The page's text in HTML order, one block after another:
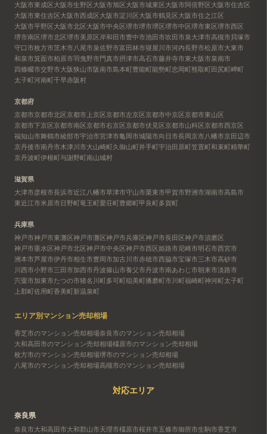
大阪市東成区大阪市生野区大阪市旭区大阪市城東区大阪市阿倍野区大阪市住吉区
大阪市東住吉区大阪市西成区大阪市淀川区大阪市鶴見区大阪市住之江区
大阪市平野区大阪市北区大阪市中央区堺市堺市堺区堺市中区堺市東区堺市西区
堺市南区堺市北区堺市美原区岸和田市豊中市池田市吹田市泉大津市高槻市 貝塚市
守口市枚方市茨木市八尾市泉佐野市富田林市寝屋川市河内長野市松原市大東市
和泉市箕面市柏原市羽曳野市門真市摂津市高石市藤井寺市東大阪市泉南市
四條畷市交野市大阪狭山市阪南市島本町豊能町能勢町忠岡町熊取町田尻町岬町
太子町河南町千早赤阪村
京都府
京都市京都市北区京都市上京区京都市左京区京都市中京区京都市東山区
京都市下京区京都市南区京都市右京区京都市伏見区京都市山科区京都市西京区
福知山市舞鶴市綾部市宇治市宮津市亀岡市城陽市向日市長岡京市八幡市京田辺市
京丹後市南丹市木津川市大山崎町久御山町井手町宇治田原町笠置町和束町精華町
京丹波町伊根町与謝野町南山城村
滋賀県
大津市彦根市長浜市近江八幡市草津市守山市栗東市甲賀市野洲市湖南市高島市
東近江市米原市日野町竜王町愛荘町豊郷町甲良町多賀町
兵庫県
神戸市神戸市東灘区神戸市灘区神戸市兵庫区神戸市長田区神戸市須磨区
神戸市垂水区神戸市北区神戸市中央区神戸市西区姫路市尼崎市明石市西宮市
洲本市芦屋市伊丹市相生市豊岡市加古川市赤穂市西脇市宝塚市三木市高砂市
川西市小野市三田市加西市丹波篠山市養父市丹波市南あわじ市朝来市淡路市
宍粟市加東市たつの市猪名川町多可町稲美町播磨町市川町福崎町神河町太子町
上郡町佐用町香美町新温泉町
エリア別マンション売却相場
香芝市のマンション売却相場奈良市のマンション売却相場
大和高田市のマンション売却相場橿原市のマンション売却相場
枚方市のマンション売却相場堺市のマンション売却相場
八尾市のマンション売却相場高槻市のマンション売却相場
対応エリア
奈良県
奈良市大和高田市大和郡山市天理市橿原市桜井市五條市御所市生駒市香芝市